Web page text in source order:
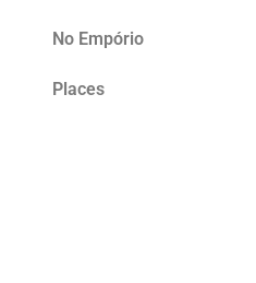
No Empório
Places